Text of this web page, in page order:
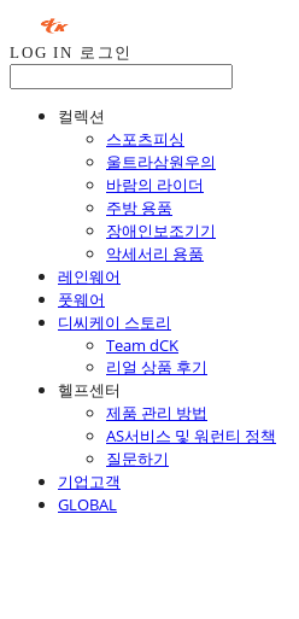
LOG IN 로그인
컬렉션
스포츠피싱
울트라삼원우의
바람의 라이더
주방 용품
장애인보조기기
악세서리 용품
레인웨어
풋웨어
디씨케이 스토리
Team dCK
리얼 상품 후기
헬프센터
제품 관리 방법
AS서비스 및 워런티 정책
질문하기
기업고객
GLOBAL